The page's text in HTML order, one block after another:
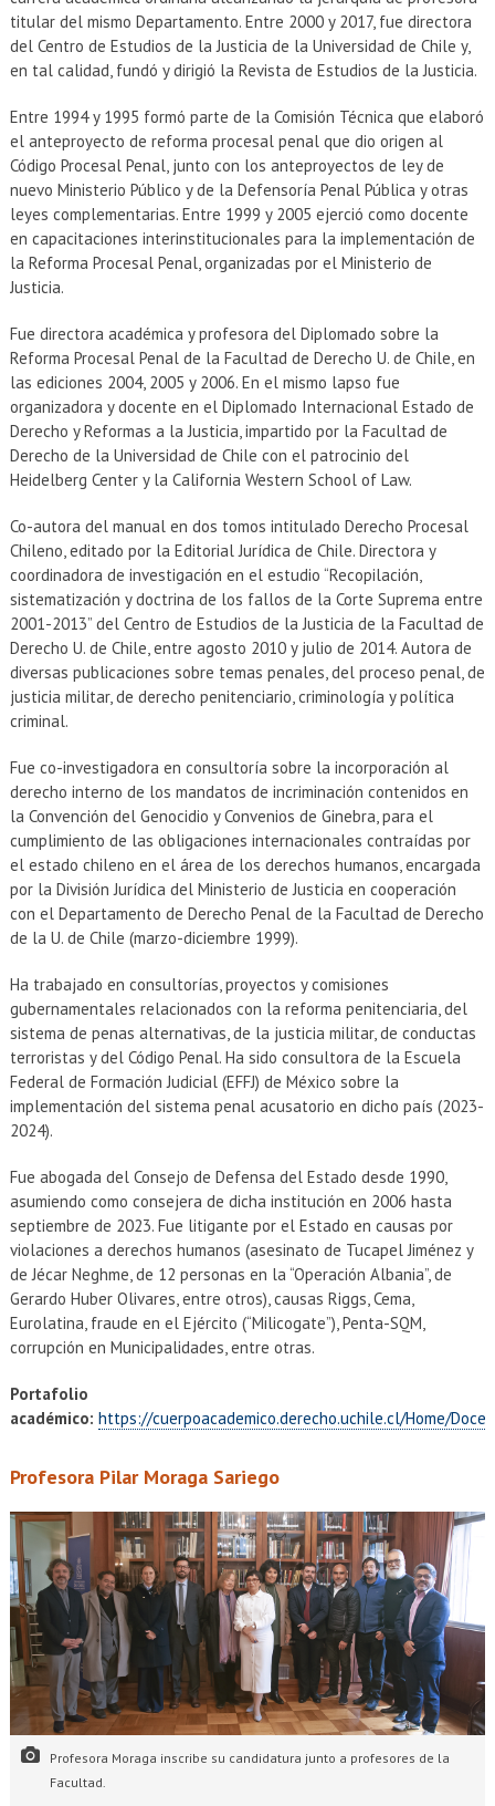
titular del mismo Departamento. Entre 2000 y 2017, fue directora
del Centro de Estudios de la Justicia de la Universidad de Chile y,
en tal calidad, fundó y dirigió la Revista de Estudios de la Justicia.
Entre 1994 y 1995 formó parte de la Comisión Técnica que elaboró
el anteproyecto de reforma procesal penal que dio origen al
Código Procesal Penal, junto con los anteproyectos de ley de
nuevo Ministerio Público y de la Defensoría Penal Pública y otras
leyes complementarias. Entre 1999 y 2005 ejerció como docente
en capacitaciones interinstitucionales para la implementación de
la Reforma Procesal Penal, organizadas por el Ministerio de
Justicia.
Fue directora académica y profesora del Diplomado sobre la
Reforma Procesal Penal de la Facultad de Derecho U. de Chile, en
las ediciones 2004, 2005 y 2006. En el mismo lapso fue
organizadora y docente en el Diplomado Internacional Estado de
Derecho y Reformas a la Justicia, impartido por la Facultad de
Derecho de la Universidad de Chile con el patrocinio del
Heidelberg Center y la California Western School of Law.
Co-autora del manual en dos tomos intitulado Derecho Procesal
Chileno, editado por la Editorial Jurídica de Chile. Directora y
coordinadora de investigación en el estudio “Recopilación,
sistematización y doctrina de los fallos de la Corte Suprema entre
2001-2013” del Centro de Estudios de la Justicia de la Facultad de
Derecho U. de Chile, entre agosto 2010 y julio de 2014. Autora de
diversas publicaciones sobre temas penales, del proceso penal, de
justicia militar, de derecho penitenciario, criminología y política
criminal.
Fue co-investigadora en consultoría sobre la incorporación al
derecho interno de los mandatos de incriminación contenidos en
la Convención del Genocidio y Convenios de Ginebra, para el
cumplimiento de las obligaciones internacionales contraídas por
el estado chileno en el área de los derechos humanos, encargada
por la División Jurídica del Ministerio de Justicia en cooperación
con el Departamento de Derecho Penal de la Facultad de Derecho
de la U. de Chile (marzo-diciembre 1999).
Ha trabajado en consultorías, proyectos y comisiones
gubernamentales relacionados con la reforma penitenciaria, del
sistema de penas alternativas, de la justicia militar, de conductas
terroristas y del Código Penal. Ha sido consultora de la Escuela
Federal de Formación Judicial (EFFJ) de México sobre la
implementación del sistema penal acusatorio en dicho país (2023-
2024).
Fue abogada del Consejo de Defensa del Estado desde 1990,
asumiendo como consejera de dicha institución en 2006 hasta
septiembre de 2023. Fue litigante por el Estado en causas por
violaciones a derechos humanos (asesinato de Tucapel Jiménez y
de Jécar Neghme, de 12 personas en la “Operación Albania”, de
Gerardo Huber Olivares, entre otros), causas Riggs, Cema,
Eurolatina, fraude en el Ejército (“Milicogate”), Penta-SQM,
corrupción en Municipalidades, entre otras.
Portafolio
académico: https://cuerpoacademico.derecho.uchile.cl/Home/
Profesora Pilar Moraga Sariego
Profesora Moraga inscribe su candidatura junto a profesores de la
Facultad.